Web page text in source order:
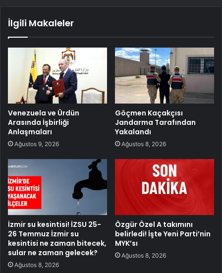
İlgili Makaleler
Venezuela ve Ürdün
Arasında İşbirliği
Anlaşmaları
Ağustos 9, 2026
Göçmen Kaçakçısı
Jandarma Tarafından
Yakalandı
Ağustos 8, 2026
İzmir su kesintisi! İZSU 25-
26 Temmuz İzmir su
kesintisi ne zaman bitecek,
sular ne zaman gelecek?
Ağustos 8, 2026
Özgür Özel A takımını
belirledi! İşte Yeni Parti’nin
MYK’sı
Ağustos 8, 2026